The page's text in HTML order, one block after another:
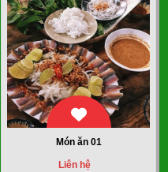
Món ăn 01
Liên hệ